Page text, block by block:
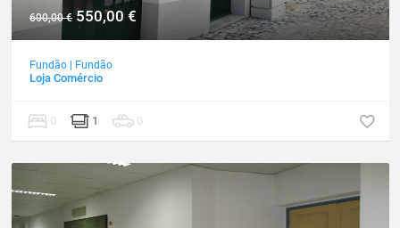
600,00€ 550,00 €
Fundão | Fundão
Loja Comércio
0 1 0